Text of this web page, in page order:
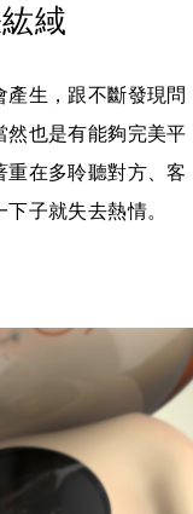
緎
生，跟不斷發現問
然也是有能夠完美平
在多聆聽對方、客
子就失去熱情。